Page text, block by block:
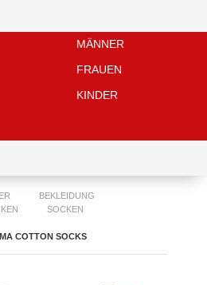
MÄNNER
FRAUEN
KINDER
BEKLEIDUNG
SOCKEN
COTTON SOCKS